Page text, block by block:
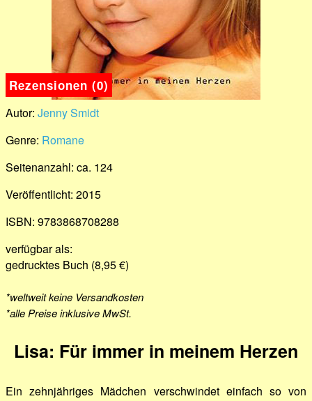
Rezensionen (0)
Autor: Jenny Smidt
Genre: Romane
Seitenanzahl: ca. 124
Veröffentlicht: 2015
ISBN: 9783868708288
verfügbar als:
gedrucktes Buch (8,95 €)
*weltweit keine Versandkosten
*alle Preise inklusive MwSt.
Lisa: Für immer in meinem Herzen
Ein zehnjähriges Mädchen verschwindet einfach so von